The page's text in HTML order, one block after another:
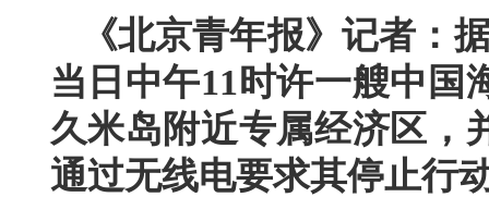
《北京青年报》记者：
当日中午11时许一艘中国
久米岛附近专属经济区，
通过无线电要求其停止行